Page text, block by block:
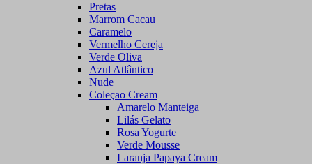
Pretas
Marrom Cacau
Caramelo
Vermelho Cereja
Verde Oliva
Azul Atlântico
Nude
Coleçao Cream
Amarelo Manteiga
Lilás Gelato
Rosa Yogurte
Verde Mousse
Laranja Papaya Cream